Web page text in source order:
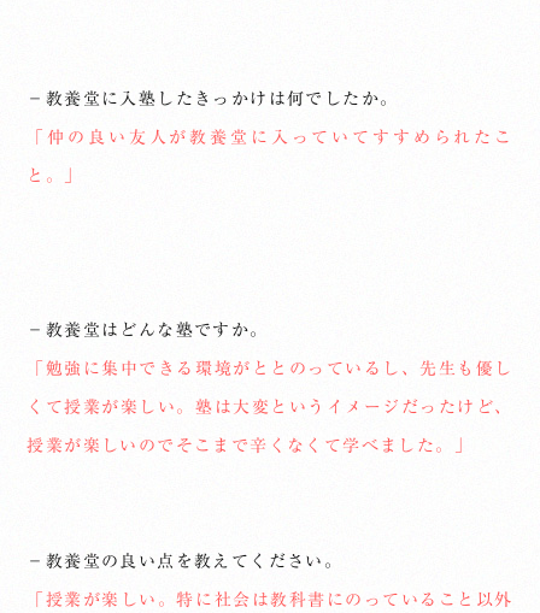
－教養堂に入塾したきっかけは何でしたか。
「仲の良い友人が教養堂に入っていてすすめられたこ
と。」
－教養堂はどんな塾ですか。
「勉強に集中できる環境がととのっているし、先生も優し
くて授業が楽しい。塾は大変というイメージだったけど、
授業が楽しいのでそこまで辛くなくて学べました。」
－教養堂の良い点を教えてください。
「授業が楽しい。特に社会は教科書にのっていること以外